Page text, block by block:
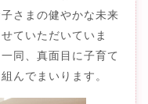
さまの健やかな未来
ていただいていま
同、真面目に子育て
んでまいります。